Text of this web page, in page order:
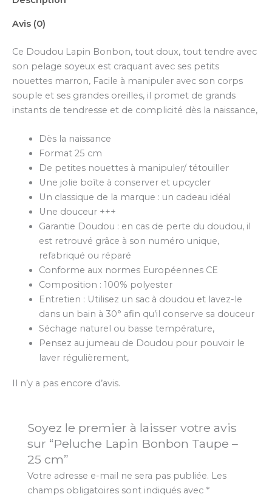
Avis (0)
Ce Doudou Lapin Bonbon, tout doux, tout tendre avec
son pelage soyeux est craquant avec ses petits
nouettes marron, Facile à manipuler avec son corps
souple et ses grandes oreilles, il promet de grands
instants de tendresse et de complicité dès la naissance,
Dès la naissance
Format 25 cm
De petites nouettes à manipuler/ tétouiller
Une jolie boîte à conserver et upcycler
Un classique de la marque : un cadeau idéal
Une douceur +++
Garantie Doudou : en cas de perte du doudou, il
est retrouvé grâce à son numéro unique,
refabriqué ou réparé
Conforme aux normes Européennes CE
Composition : 100% polyester
Entretien : Utilisez un sac à doudou et lavez-le
dans un bain à 30° afin qu’il conserve sa douceur
Séchage naturel ou basse température,
Pensez au jumeau de Doudou pour pouvoir le
laver régulièrement,
Il n’y a pas encore d’avis.
Soyez le premier à laisser votre avis
sur “Peluche Lapin Bonbon Taupe –
25 cm”
Votre adresse e-mail ne sera pas publiée. Les
champs obligatoires sont indiqués avec *